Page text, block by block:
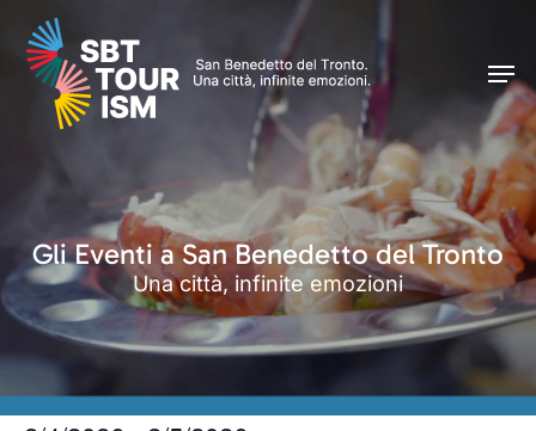
Skip
main
content
Gli Eventi a San Benedetto del Tronto
Una città, infinite emozioni